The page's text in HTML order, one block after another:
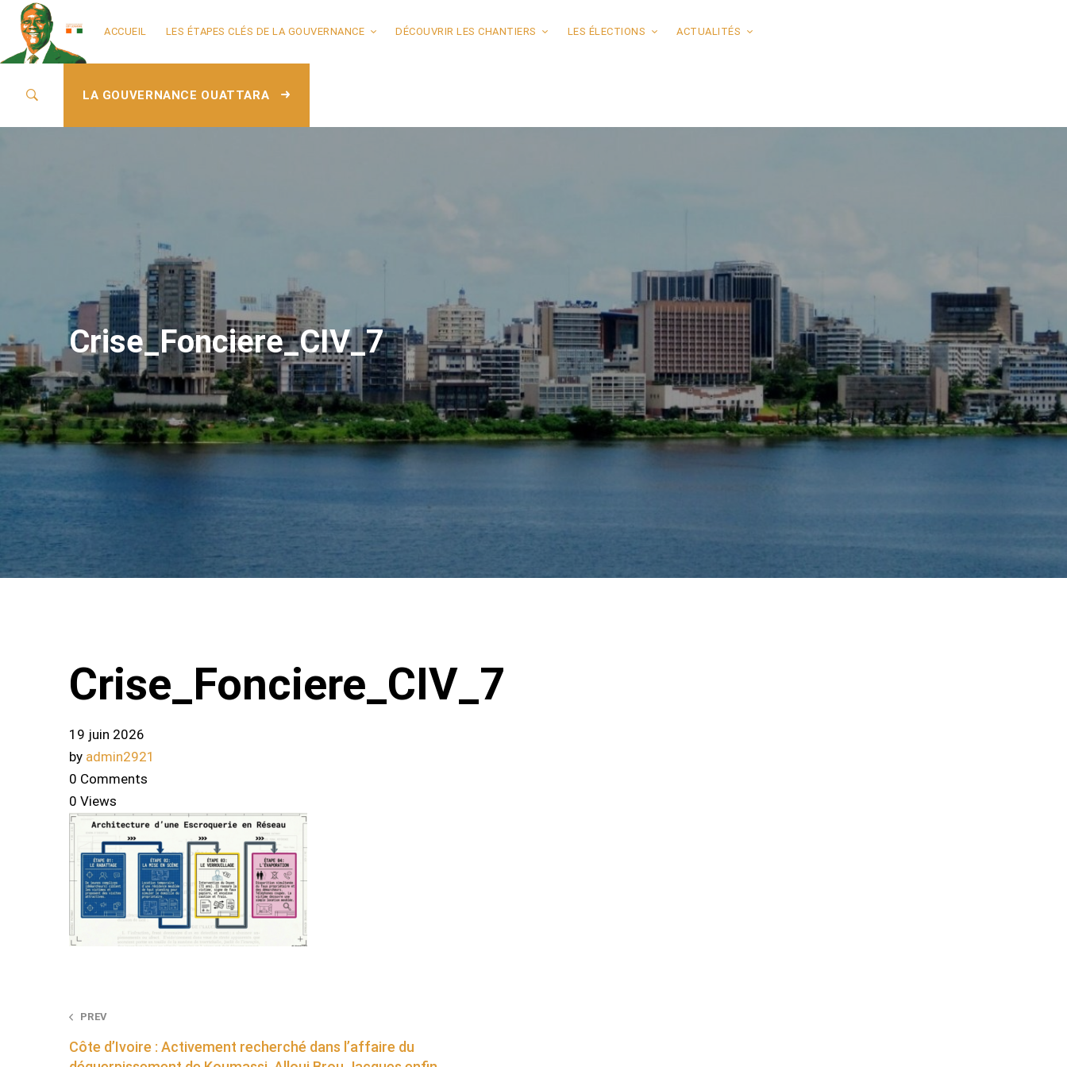
ACCUEIL LES ÉTAPES CLÉS DE LA GOUVERNANCE DÉCOUVRIR LES CHANTIERS LES ÉLECTIONS ACTUALITÉS
LA GOUVERNANCE OUATTARA
Crise_Fonciere_CIV_7
Crise_Fonciere_CIV_7
19 juin 2026
by admin2921
0 Comments
0 Views
Post
PREV
Côte d’Ivoire : Activement recherché dans l’affaire du